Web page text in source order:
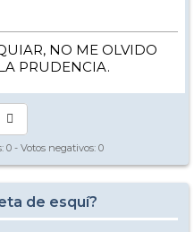
NO ME OLVIDO
PRUDENCIA.
0 - Votos negativos: 0
de esquí?